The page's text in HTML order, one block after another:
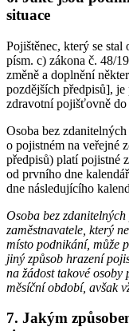
situace
Pojištěnec, který se
písm. c) zákona č. 48/
změně a doplnění
pozdějších předpisů],
zdravotní pojišťovně do
Osoba bez
o pojistném na veřejné
předpisů) platí pojistné
od prvního dne
dne následujícího
Osoba bez
zaměstnavatele, který
místo podnikání, může
jiný způsob hrazení
na žádost takové
měsíční období, avšak
7. Jakým